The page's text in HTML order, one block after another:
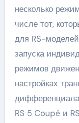
несколько
числе тот,
для RS-
запуска
режимов
настройках
RS 5 Coupé и